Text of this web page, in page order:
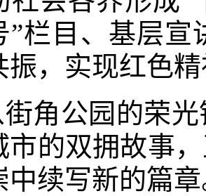
”栏目、基层宣
振，实现红色
街角公园的荣
市的双拥故事
中续写新的篇